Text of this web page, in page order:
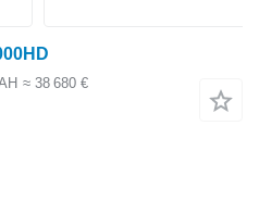
≈ 38 680 €